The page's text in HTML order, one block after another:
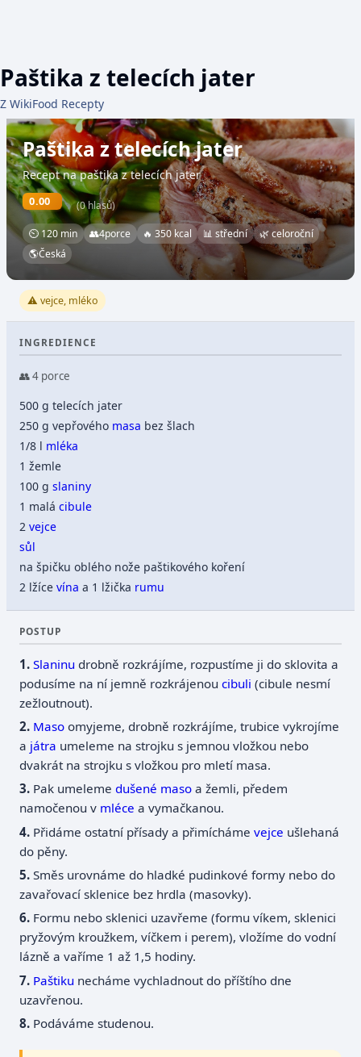
Paštika z telecích jater
Z WikiFood Recepty
Paštika z telecích jater
Recept na paštika z telecích jater
0.00 (0 hlasů)
⏲ 120 min 👥4porce 🔥 350 kcal 📊 střední
🌿 celoroční
🌎Česká
⚠️ vejce, mléko
INGREDIENCE
👥 4 porce
500 g telecích jater
250 g vepřového masa bez šlach
1/8 l mléka
1 žemle
100 gslaniny
1 malácibule
2vejce
sůl
na špičku oblého nože paštikového koření
2 lžícevína a 1 lžička rumu
POSTUP
Slaninu drobně rozkrájíme, rozpustíme ji do sklovita a
podusíme na ní jemně rozkrájenoucibuli (cibule nesmí
zežloutnout).
Maso omyjeme, drobně rozkrájíme, trubice vykrojíme
a játra umeleme na strojku s jemnou vložkou nebo
dvakrát na strojku s vložkou pro mletí masa.
Pak umelemedušené maso a žemli, předem
namočenou v mléce a vymačkanou.
Přidáme ostatní přísady a přimíchámevejce ušlehaná
do pěny.
Směs urovnáme do hladké pudinkové formy nebo do
zavařovací sklenice bez hrdla (masovky).
Formu nebo sklenici uzavřeme (formu víkem, sklenici
pryžovým kroužkem, víčkem i perem), vložíme do vodní
lázně a vaříme 1 až 1,5 hodiny.
Paštiku necháme vychladnout do příštího dne
uzavřenou.
Podáváme studenou.